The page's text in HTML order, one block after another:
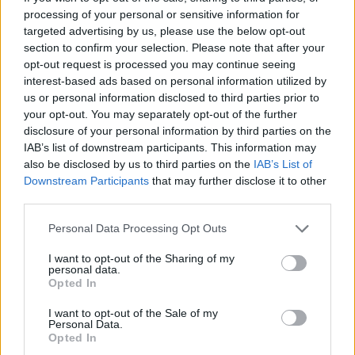
processing of your personal or sensitive information for
targeted advertising by us, please use the below opt-out
section to confirm your selection. Please note that after your
opt-out request is processed you may continue seeing
interest-based ads based on personal information utilized by
us or personal information disclosed to third parties prior to
your opt-out. You may separately opt-out of the further
disclosure of your personal information by third parties on the
IAB’s list of downstream participants. This information may
also be disclosed by us to third parties on the IAB’s List of
Downstream Participants that may further disclose it to other
Personal Data Processing Opt Outs
I want to opt-out of the Sharing of my
personal data.
Opted In
I want to opt-out of the Sale of my
Personal Data.
Opted In
DW: Një “El Nino” i
fuqishëm mund të godasë
planetin deri në fund të
vitit, do sjellë tronditje
ekonomike botërore, mot
ekstrem dhe rritje të
çmimeve të ushqimeve
Sulmohet në Odesa anija
e ngarkuar me grurë,
humb jetën një pjesëtar i
ekuipazhit
pakësimin e raketave
shumë municione se çdo
vend tjetër
për vendosjen kamerave
garanton sigurinë?!
mundshëm kibernetik